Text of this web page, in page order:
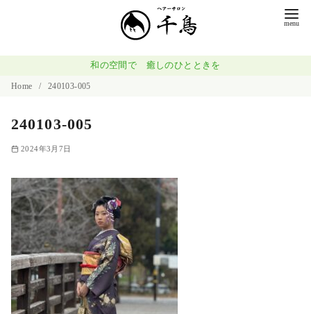
和の空間で 癒しのひとときを
Home 240103-005
240103-005
2024年3月7日